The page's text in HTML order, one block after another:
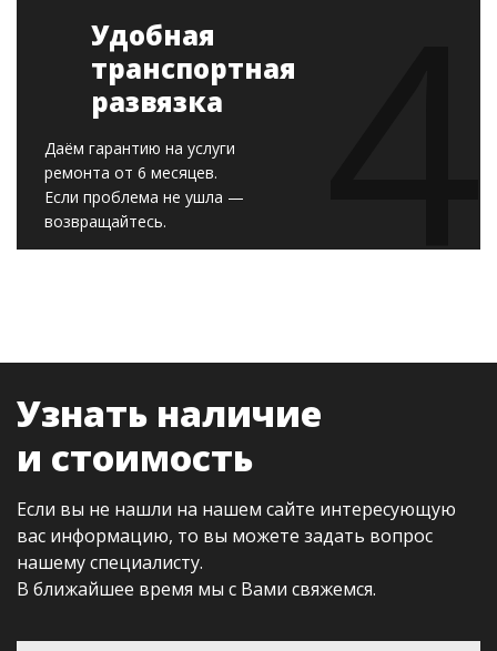
Удобная
транспортная
развязка
Даём гарантию на услуги
ремонта от 6 месяцев.
Если проблема не ушла —
возвращайтесь.
Узнать наличие
и стоимость
Если вы не нашли на нашем сайте интересующую
вас информацию, то вы можете задать вопрос
нашему специалисту.
В ближайшее время мы с Вами свяжемся.